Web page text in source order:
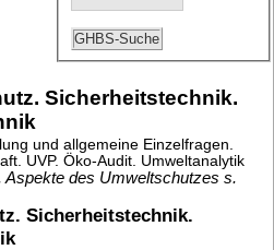
Sicherheitstechnik.
und allgemeine Einzelfragen.
UVP. Öko-Audit. Umweltanalytik
Aspekte des Umweltschutzes s.
Sicherheitstechnik.